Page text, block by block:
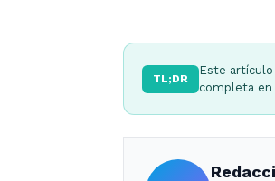
TL;DR
Este
completa en